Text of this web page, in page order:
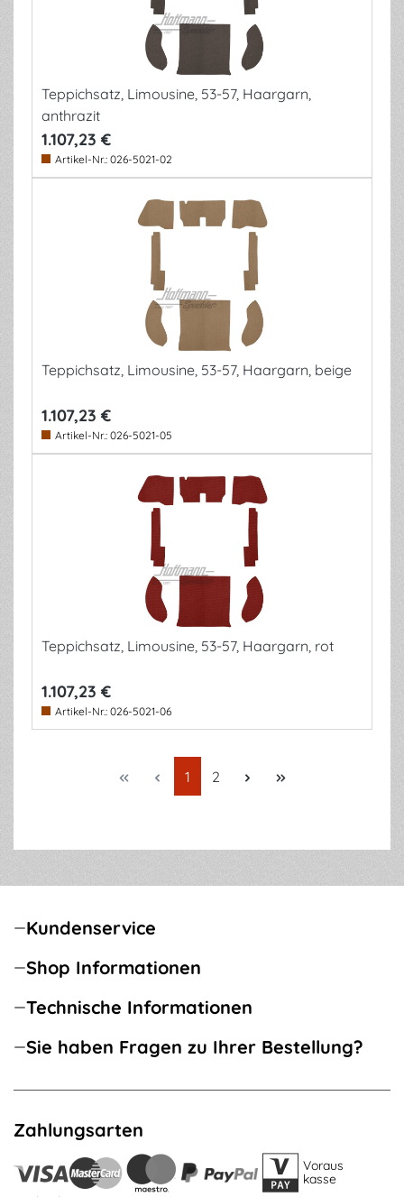
Teppichsatz, Limousine, 53-57, Haargarn,
anthrazit
1.107,23 €
Artikel-Nr.: 026-5021-02
Teppichsatz, Limousine, 53-57, Haargarn, beige
1.107,23 €
Artikel-Nr.: 026-5021-05
Teppichsatz, Limousine, 53-57, Haargarn, rot
1.107,23 €
Artikel-Nr.: 026-5021-06
Seite
1 Seite
2
Kundenservice
Shop Informationen
Technische Informationen
Sie haben Fragen zu Ihrer Bestellung?
Zahlungsarten
Voraus
kasse